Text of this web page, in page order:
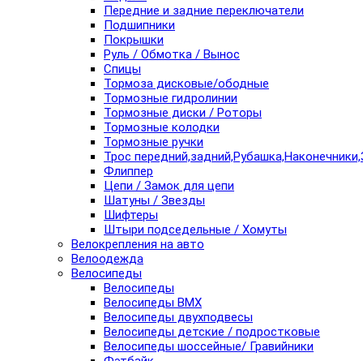
Передние и задние переключатели
Подшипники
Покрышки
Руль / Обмотка / Вынос
Спицы
Тормоза дисковые/ободные
Тормозные гидролинии
Тормозные диски / Роторы
Тормозные колодки
Тормозные ручки
Трос
Флиппер
Цепи / Замок для цепи
Шатуны / Звезды
Шифтеры
Штыри подседельные / Хомуты
Велокрепления на авто
Велоодежда
Велосипеды
Велосипеды
Велосипеды BMX
Велосипеды двухподвесы
Велосипеды детские / подростковые
Велосипеды шоссейные/ Гравийники